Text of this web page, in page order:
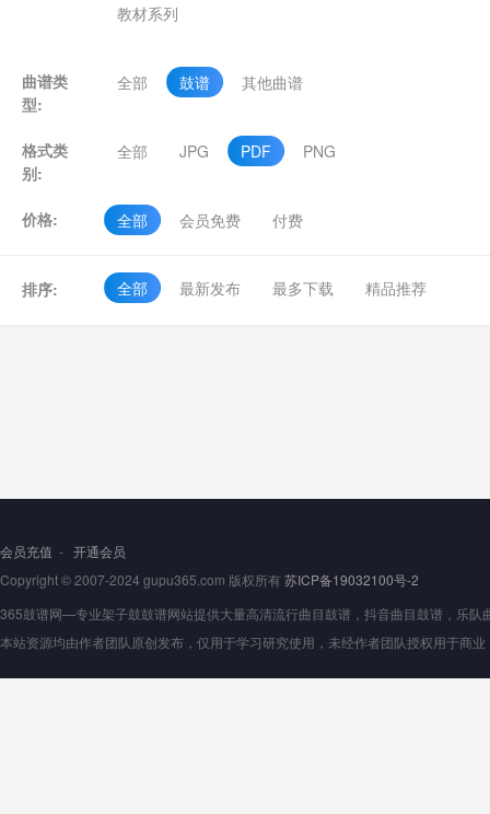
教材系列
曲谱类
型:
全部 鼓谱 其他曲谱
格式类
别:
全部 JPG PDF PNG
价格: 全部 会员免费 付费
排序: 全部 最新发布 最多下载 精品推荐
会员充值 - 开通会员
Copyright © 2007-2024 gupu365.com 版权所有苏ICP备19032100号-2
365鼓谱网—专业架子鼓鼓谱网站提供大量高清流行曲目鼓谱，抖音曲目鼓谱，乐
本站资源均由作者团队原创发布，仅用于学习研究使用，未经作者团队授权用于商